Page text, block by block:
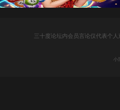
三十度论坛内会员言论仅代表个
小